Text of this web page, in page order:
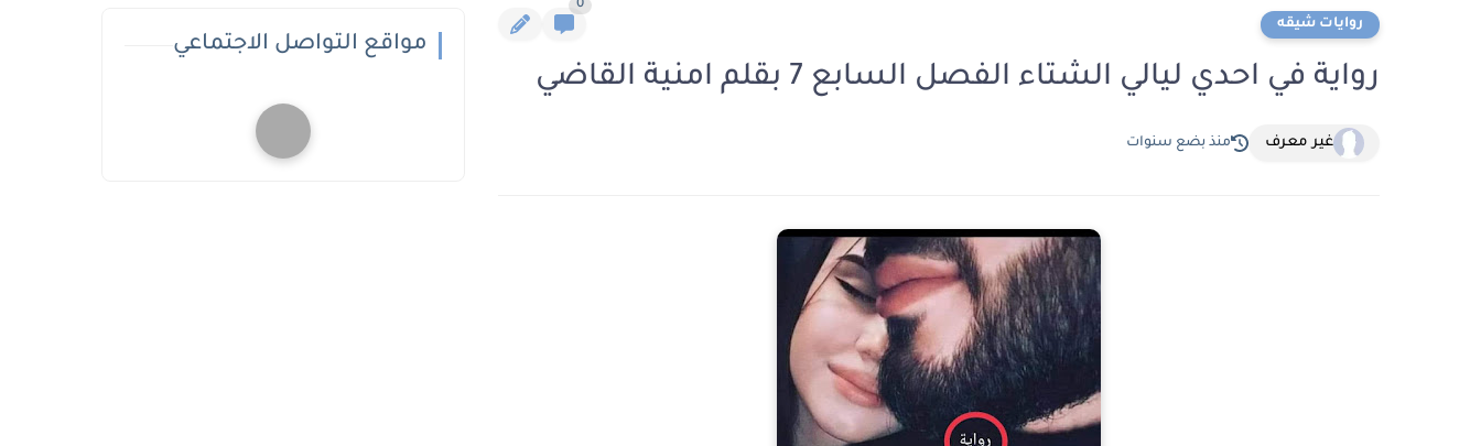
روايات شيقه
0
رواية في احدي ليالي الشتاء الفصل السابع 7 بقلم امنية القاضي
غير معرف منذ بضع سنوات
مواقع التواصل الاجتماعي